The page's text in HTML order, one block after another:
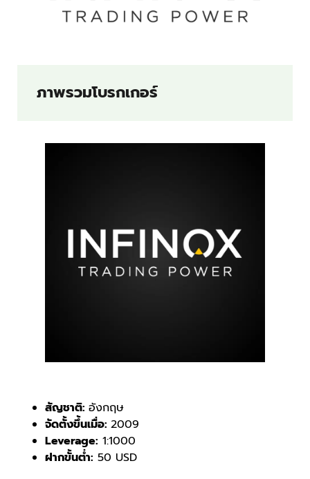
ภาพรวมโบรกเกอร์
สัญชาติ:อังกฤษ
จัดตั้งขึ้นเมื่อ:2009
Leverage: 1:1000
ฝากขั้นต่ำ: 50 USD